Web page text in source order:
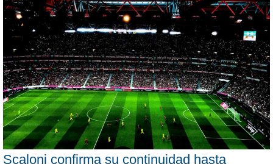
Scaloni confirma su continuidad hasta